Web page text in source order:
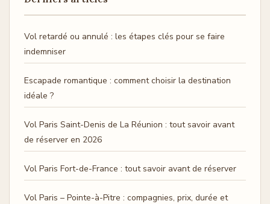
Vol retardé ou annulé : les étapes clés pour se faire
indemniser
Escapade romantique : comment choisir la destination
idéale ?
Vol Paris Saint-Denis de La Réunion : tout savoir avant
de réserver en 2026
Vol Paris Fort-de-France : tout savoir avant de réserver
Vol Paris – Pointe-à-Pitre : compagnies, prix, durée et